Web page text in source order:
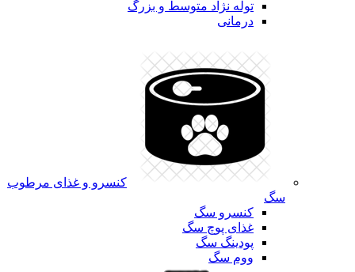
توله نژاد متوسط و بزرگ
درمانی
کنسرو و غذای مرطوب
سگ
کنسرو سگ
غذای پوچ سگ
پودینگ سگ
ووم سگ